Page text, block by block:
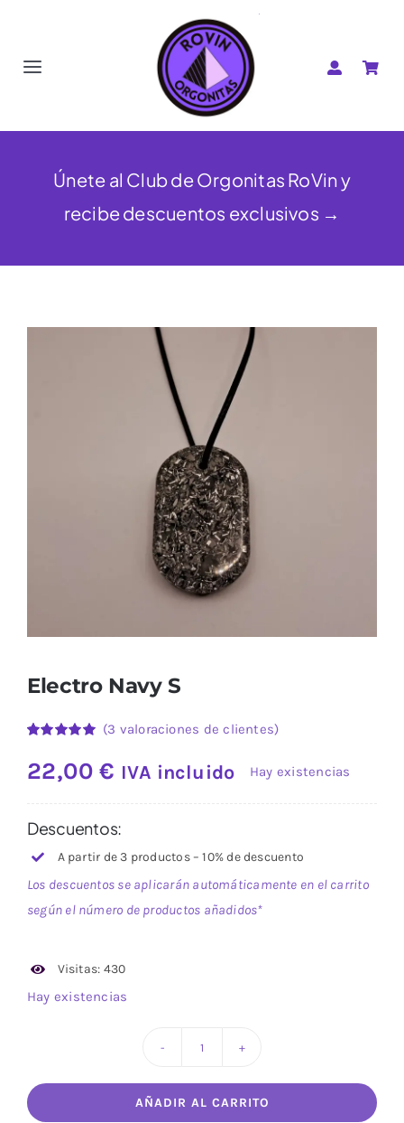
contenido
Toggle
Corazones
Electronites Especiales 2.0 y Cloudbuster
Más sobre Radiación EMF
Únete al Club de Orgonitas RoVin y
recibe descuentos exclusivos →
Electro Navy S
con5.00de
5 en base a
(3 valoraciones de clientes)
22,00€ IVA incluido Hay existencias
Descuentos:
A partir de 3 productos – 10% de descuento
Los descuentos se aplicarán automáticamente en el carrito
según el número de productos añadidos*
Visitas: 430
Hay existencias
Navy
S
AÑADIR AL CARRITO